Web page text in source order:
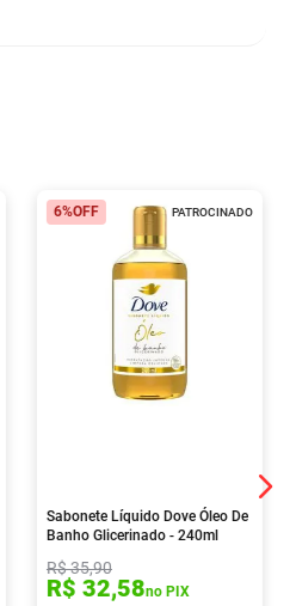
PATROCINADO
6%OFF
Sabonete Líquido Dove Óleo De
Banho Glicerinado - 240ml
R$35,90
R$ 32,58no PIX